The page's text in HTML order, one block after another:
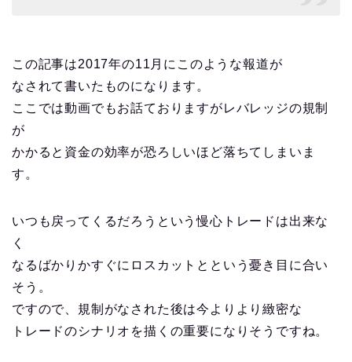
この記事は2017年の11月にこのような報道が
なされて書いたものになります。
ここでは動画でもお話ておりますがレバレッジの規制
が
かかると資金の効率が恐ろしいほど落ちてしまいま
す。
いつも戻ってくるだろうという慢心トレードは出来な
く
なるばかりかすぐにロスカットとという憂き目に合い
そう。
ですので、規制がなされた後は今よりより緻密な
トレードのシナリオを描くの重要になりそうですね。